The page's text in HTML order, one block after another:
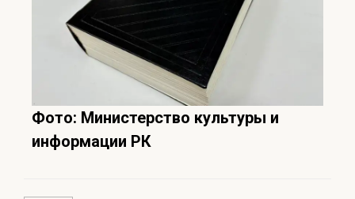
Фото: Министерство культуры и
информации РК